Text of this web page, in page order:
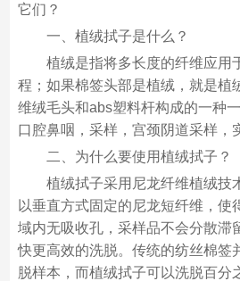
它们？
一、植绒拭子是什么？
植绒是指将多长度的纤维应用
程；如果棉签头部是植绒，就是植
维绒毛头和abs塑料杆构成的一种
口腔鼻咽，采样，宫颈阴道采样，
二、为什么要使用植绒拭子？
植绒拭子采用尼龙纤维植绒技
以垂直方式固定的尼龙短纤维，使
域内无吸收孔，采样品不会分散滞
快更高效的洗脱。传统的纺丝棉签
脱样本，而植绒拭子可以洗脱百分